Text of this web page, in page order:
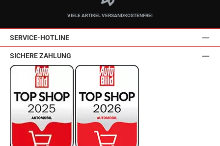
VIELE ARTIKEL VERSANDKOSTENFREI
SERVICE-HOTLINE
SICHERE ZAHLUNG